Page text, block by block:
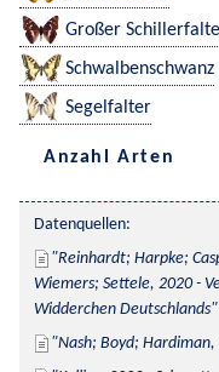
Großer
Schwalbenschwanz
Segelfalter
Anzahl Arten
Datenquellen:
Reinhardt; Harpke;
Wiemers; Settele, 2020 -
Widderchen Deutschlands
Nash; Boyd;